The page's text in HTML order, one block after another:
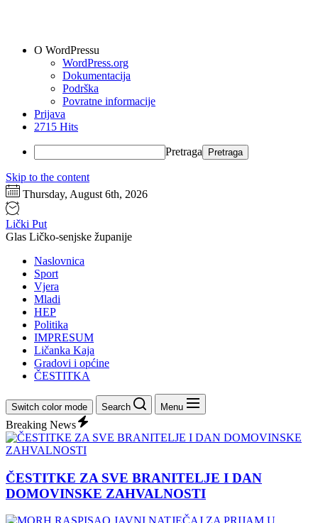
O WordPressu
WordPress.org
Dokumentacija
Podrška
Povratne informacije
Prijava
2715 Hits
Pretraga
Skip to the content
Thursday, August 6th, 2026
Lički Put
Glas Ličko-senjske županije
Naslovnica
Sport
Vjera
Mladi
HEP
Politika
IMPRESUM
Ličanka Kaja
Gradovi i općine
ČESTITKA
Switch color mode Search Menu
Breaking News
ČESTITKE ZA SVE BRANITELJE I DAN
DOMOVINSKE ZAHVALNOSTI